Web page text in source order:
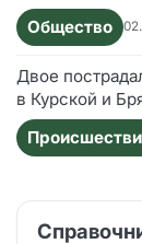
Общество
Двое
в Курской и